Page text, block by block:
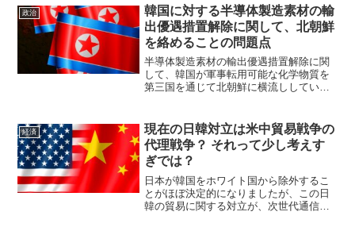
み、与党セヌリ党は過半数を大きく割り
込む惨敗が確実な情勢となっ...
政治
韓国に対する半導体製造素材の輸
出優遇措置解除に関して、北朝鮮
を絡めることの問題点
半導体製造素材の輸出優遇措置解除に関
して、韓国が軍事転用可能な化学物質を
第三国を通じて北朝鮮に横流ししている
出優遇措置の解除という対応をあくまで
安全保障上の懸案としてい...
経済
現在の日韓対立は米中貿易戦争の
代理戦争？ それって少し考えす
ぎでは？
日本が韓国をホワイト国から除外するこ
とがほぼ決定的になりましたが、この日
韓の貿易に関する対立が、次世代通信規